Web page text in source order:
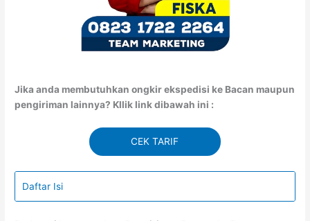
Jika anda membutuhkan ongkir ekspedisi ke Bacan maupun
pengiriman lainnya? Kllik link dibawah ini :
CEK TARIF
Daftar Isi